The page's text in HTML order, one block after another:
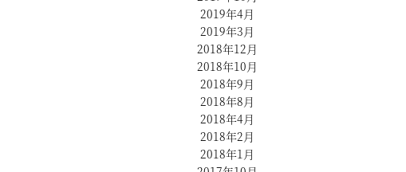
2019年4月
2019年3月
2018年12月
2018年10月
2018年9月
2018年8月
2018年4月
2018年2月
2018年1月